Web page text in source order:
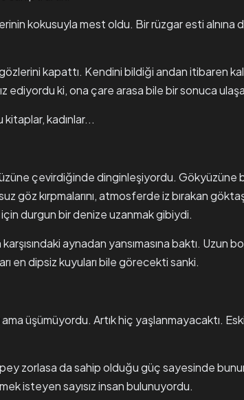
kokusuyla mest oldu. Bir rüzgar esti alnına
kapattı. Kendini bildiği andan itibaren
ediyordu ki, ona çare arasa bile bir sonuca
kitaplar, kadınlar...
çevirdiğinde dinginleşiyordu. Gökyüzüne
göz kırpmalarını, atmosferde iz bırakan
durgun bir denize uzanmak gibiydi.
aynadan yansımasına baktı. Uzun
en dipsiz kuyuları bile görecekti sanki.
üşümüyordu. Artık hiç yaşlanmayacaktı.
zorlasa da sahip olduğu güç sayesinde
isteyen sayısız insan bulunuyordu.